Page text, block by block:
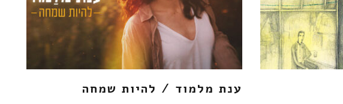
ענת מלמוד / להיות שמחה